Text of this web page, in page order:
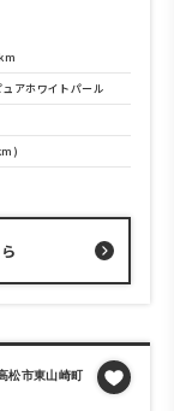
ュアホワイトパール
松市東山崎町